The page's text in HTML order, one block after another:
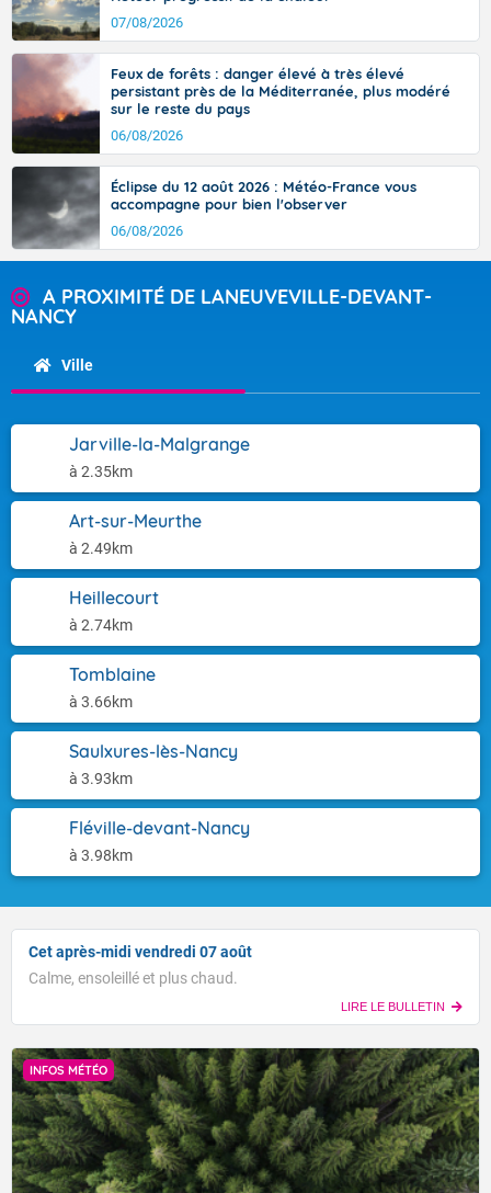
07/08/2026
Feux de forêts : danger élevé à très élevé
persistant près de la Méditerranée, plus modéré
sur le reste du pays
06/08/2026
Éclipse du 12 août 2026 : Météo-France vous
accompagne pour bien l'observer
06/08/2026
A PROXIMITÉ DE LANEUVEVILLE-DEVANT-
NANCY
Ville
Jarville-la-Malgrange
à 2.35km
Art-sur-Meurthe
à 2.49km
Heillecourt
à 2.74km
Tomblaine
à 3.66km
Saulxures-lès-Nancy
à 3.93km
Fléville-devant-Nancy
à 3.98km
Cet après-midi vendredi 07 août
Calme, ensoleillé et plus chaud.
LIRE LE BULLETIN
INFOS MÉTÉO